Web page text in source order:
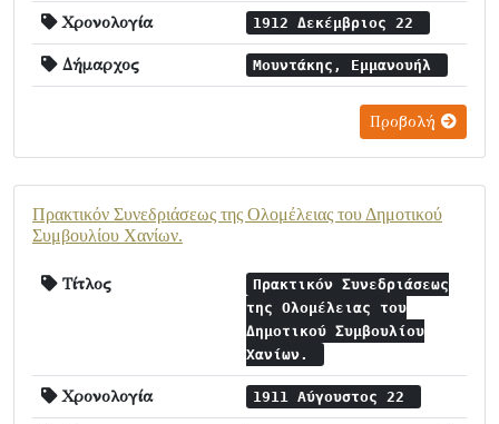
Χρονολογία 1912 Δεκέμβριος 22
Δήμαρχος Μουντάκης, Εμμανουήλ
Προβολή
Πρακτικόν Συνεδριάσεως της Ολομέλειας του Δημοτικού
Συμβουλίου Χανίων.
Τίτλος
Πρακτικόν Συνεδριάσεως
της Ολομέλειας του
Δημοτικού Συμβουλίου
Χανίων.
Χρονολογία 1911 Αύγουστος 22